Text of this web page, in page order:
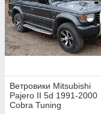
Ветровики Mitsubishi
Pajero II 5d 1991-2000
Cobra Tuning